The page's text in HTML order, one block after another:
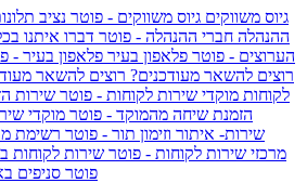
גיוס משווקים גיוס משווקים - פוטר נציב
ההנהלה חברי ההנהלה - פוטר דברו איתנו
הערוצים - פוטר פלאפון בעיר פלאפון בעיר -
רוצים להשאר מעודכנים? רוצים להשאר
לקוחות מוקדי שירות לקוחות - פוטר שירות
הזמנת שיחה מהמוקד - פוטר מוקדי
שירות- איתור וזימון תור - פוטר רשימת
מרכזי שירות לקוחות - פוטר שירות לקוחות
פוטר סניפים